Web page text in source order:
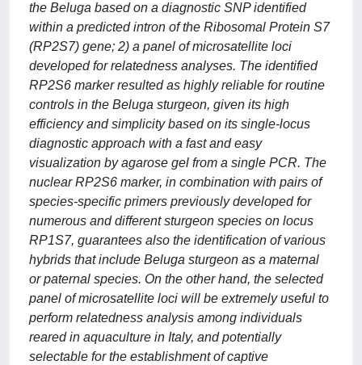
the Beluga based on a diagnostic SNP identified
within a predicted intron of the Ribosomal Protein S7
(RP2S7) gene; 2) a panel of microsatellite loci
developed for relatedness analyses. The identified
RP2S6 marker resulted as highly reliable for routine
controls in the Beluga sturgeon, given its high
efficiency and simplicity based on its single-locus
diagnostic approach with a fast and easy
visualization by agarose gel from a single PCR. The
nuclear RP2S6 marker, in combination with pairs of
species-specific primers previously developed for
numerous and different sturgeon species on locus
RP1S7, guarantees also the identification of various
hybrids that include Beluga sturgeon as a maternal
or paternal species. On the other hand, the selected
panel of microsatellite loci will be extremely useful to
perform relatedness analysis among individuals
reared in aquaculture in Italy, and potentially
selectable for the establishment of captive